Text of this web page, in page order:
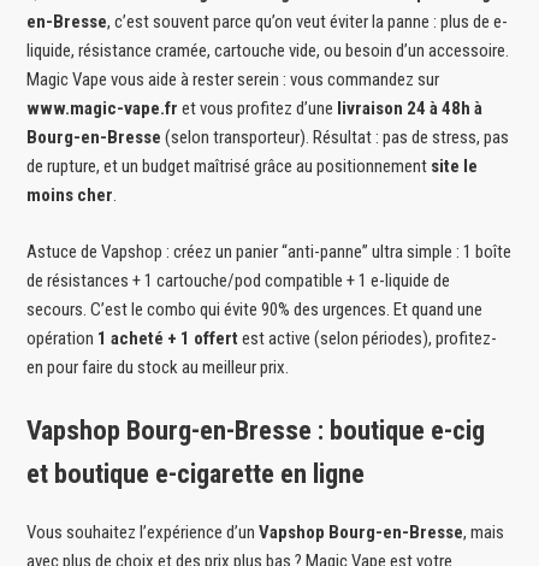
en-Bresse, c’est souvent parce qu’on veut éviter la panne : plus de e-
liquide, résistance cramée, cartouche vide, ou besoin d’un accessoire.
Magic Vape vous aide à rester serein : vous commandez sur
www.magic-vape.fr et vous profitez d’une livraison 24 à 48h à
Bourg-en-Bresse (selon transporteur). Résultat : pas de stress, pas
de rupture, et un budget maîtrisé grâce au positionnement site le
moins cher.
Astuce de Vapshop : créez un panier “anti-panne” ultra simple : 1 boîte
de résistances + 1 cartouche/pod compatible + 1 e-liquide de
secours. C’est le combo qui évite 90% des urgences. Et quand une
opération 1 acheté + 1 offert est active (selon périodes), profitez-
en pour faire du stock au meilleur prix.
Vapshop Bourg-en-Bresse : boutique e-cig
et boutique e-cigarette en ligne
Vous souhaitez l’expérience d’unVapshop Bourg-en-Bresse, mais
avec plus de choix et des prix plus bas ? Magic Vape est votre